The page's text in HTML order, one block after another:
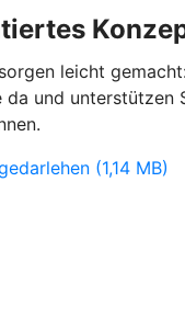
leicht
und unterstützen
(1,14 MB)